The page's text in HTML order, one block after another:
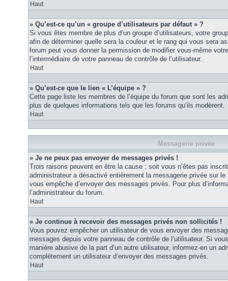
Haut
» Qu’est-ce qu’un « groupe d’utilisateurs par défaut » ?
Si vous êtes membre de plus d’un groupe d’utilisateurs, votre
afin de déterminer quelle sera la couleur et le rang qui vous sera
forum peut vous donner la permission de modifier vous-même
l’intermédiaire de votre panneau de contrôle de l’utilisateur.
Haut
» Qu’est-ce que le lien « L’équipe » ?
Cette page liste les membres de l’équipe du forum que sont les
plus de quelques informations tels que les forums qu’ils modèrent.
Haut
Messagerie privée
» Je ne peux pas envoyer de messages privés !
Trois raisons peuvent en être la cause ; soit vous n’êtes pas
administrateur a désactivé entièrement la messagerie privée sur
vous empêche d’envoyer des messages privés. Pour plus
l’administrateur du forum.
Haut
» Je continue à recevoir des messages privés non sollicités !
Vous pouvez empêcher un utilisateur de vous envoyer des
messages depuis votre panneau de contrôle de l’utilisateur. Si
manière abusive de la part d’un autre utilisateur, informez-en un
complètement un utilisateur d’envoyer des messages privés.
Haut